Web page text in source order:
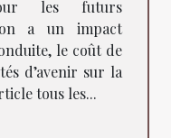
les futurs
a un impact
le coût de
d’avenir sur la
tous les...